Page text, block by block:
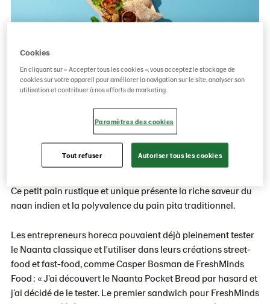
Pastridor, une marque de Lantmännen Unibake, innove en
ajoutant à son offre horeca les versions mini et complète
des Naanta Pocket Breads populaires. L’entreprise répond
artisanaux et en saveurs du monde.
Naanta : naan indien + pain pita méditerranéen
Ce petit pain rustique et unique présente la riche saveur du
naan indien et la polyvalence du pain pita traditionnel.
Les entrepreneurs horeca pouvaient déjà pleinement tester
le Naanta classique et l'utiliser dans leurs créations street-
food et fast-food, comme Casper Bosman de FreshMinds
Food : « J’ai découvert le Naanta Pocket Bread par hasard et
j’ai décidé de le tester. Le premier sandwich pour FreshMinds
Cookies
En cliquant sur « Accepter tous les cookies », vous acceptez le stockage de
cookies sur votre appareil pour améliorer la navigation sur le site, analyser son
utilisation et contribuer à nos efforts de marketing.
Paramètres des cookies
Tout refuser Autoriser tous les cookies